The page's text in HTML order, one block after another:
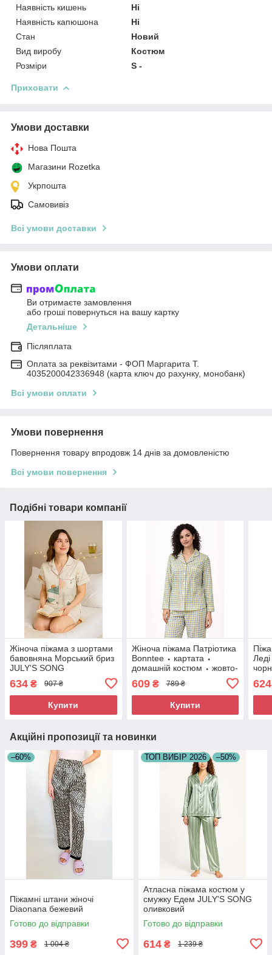
Наявність кишень
Ні
Наявність капюшона
Ні
Стан
Новий
Вид виробу
Костюм
Розміри
S -
Приховати
Умови доставки
Нова Пошта
Магазини Rozetka
Укрпошта
Самовивіз
Всі умови доставки
Умови оплати
Ви отримаєте замовлення
або гроші повернуться на вашу картку
Детальніше
Післяплата
Оплата за реквізитами - ФОП Маргарита Т.
4035200042336948 (карта ключ до рахунку, монобанк)
Всі умови оплати
Умови повернення
Повернення товару впродовж 14 днів за домовленістю
Всі умови повернення
Подібні товари компанії
Жіноча піжама з шортами
бавовняна Морський бриз
JULY'S SONG
634 ₴ 907 ₴
Купити
Жіноча піжама Патріотика
Bonntee ⬩ картата ⬩
домашній костюм ⬩ жовто-
609₴ 789 ₴
Купити
624
Акційні пропозиції та новинки
–60%
Піжамні штани жіночі
Diaonana бежевий
Готово до відправки
399 ₴ 1 004 ₴
ТОП ВИБІР 2026 –50%
Атласна піжама костюм у
смужку Едем JULY'S SONG
оливковий
Готово до відправки
614 ₴ 1 239 ₴